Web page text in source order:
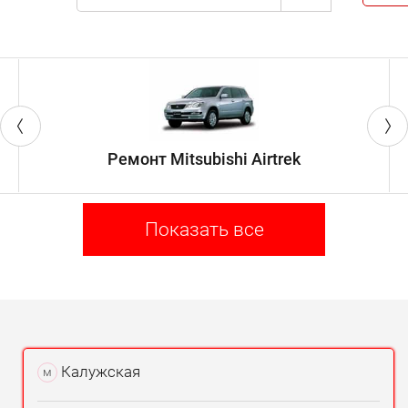
происходит утечка рабочей
передачи самопроизвольно
выключаются.
Отзывы подтверждают, что с любой из этих
проблем в центре «Токио Сервис» легко
Ремонт Mitsubishi Airtrek
Показать все
м Калужская